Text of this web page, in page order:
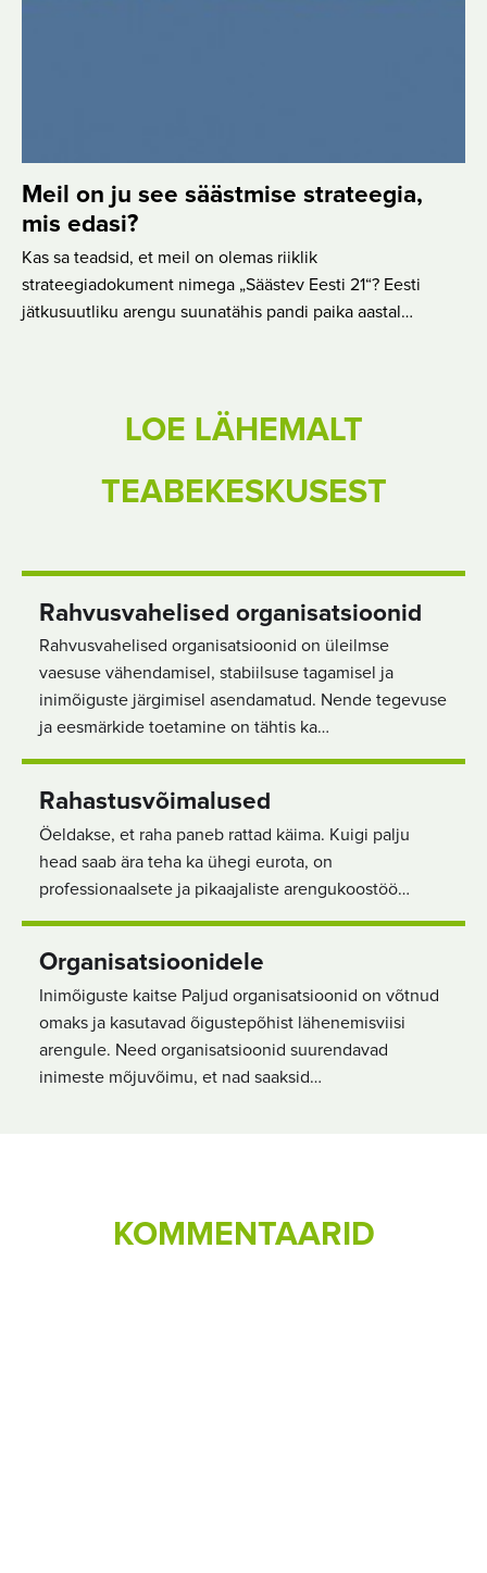
Meil on ju see säästmise strateegia,
mis edasi?
Kas sa teadsid, et meil on olemas riiklik
strateegiadokument nimega „Säästev Eesti 21“? Eesti
jätkusuutliku arengu suunatähis pandi paika aastal…
LOE LÄHEMALT
TEABEKESKUSEST
Rahvusvahelised organisatsioonid
Rahvusvahelised organisatsioonid on üleilmse
vaesuse vähendamisel, stabiilsuse tagamisel ja
inimõiguste järgimisel asendamatud. Nende tegevuse
ja eesmärkide toetamine on tähtis ka…
Rahastusvõimalused
Öeldakse, et raha paneb rattad käima. Kuigi palju
head saab ära teha ka ühegi eurota, on
professionaalsete ja pikaajaliste arengukoostöö…
Organisatsioonidele
Inimõiguste kaitse Paljud organisatsioonid on võtnud
omaks ja kasutavad õigustepõhist lähenemisviisi
arengule. Need organisatsioonid suurendavad
inimeste mõjuvõimu, et nad saaksid…
KOMMENTAARID